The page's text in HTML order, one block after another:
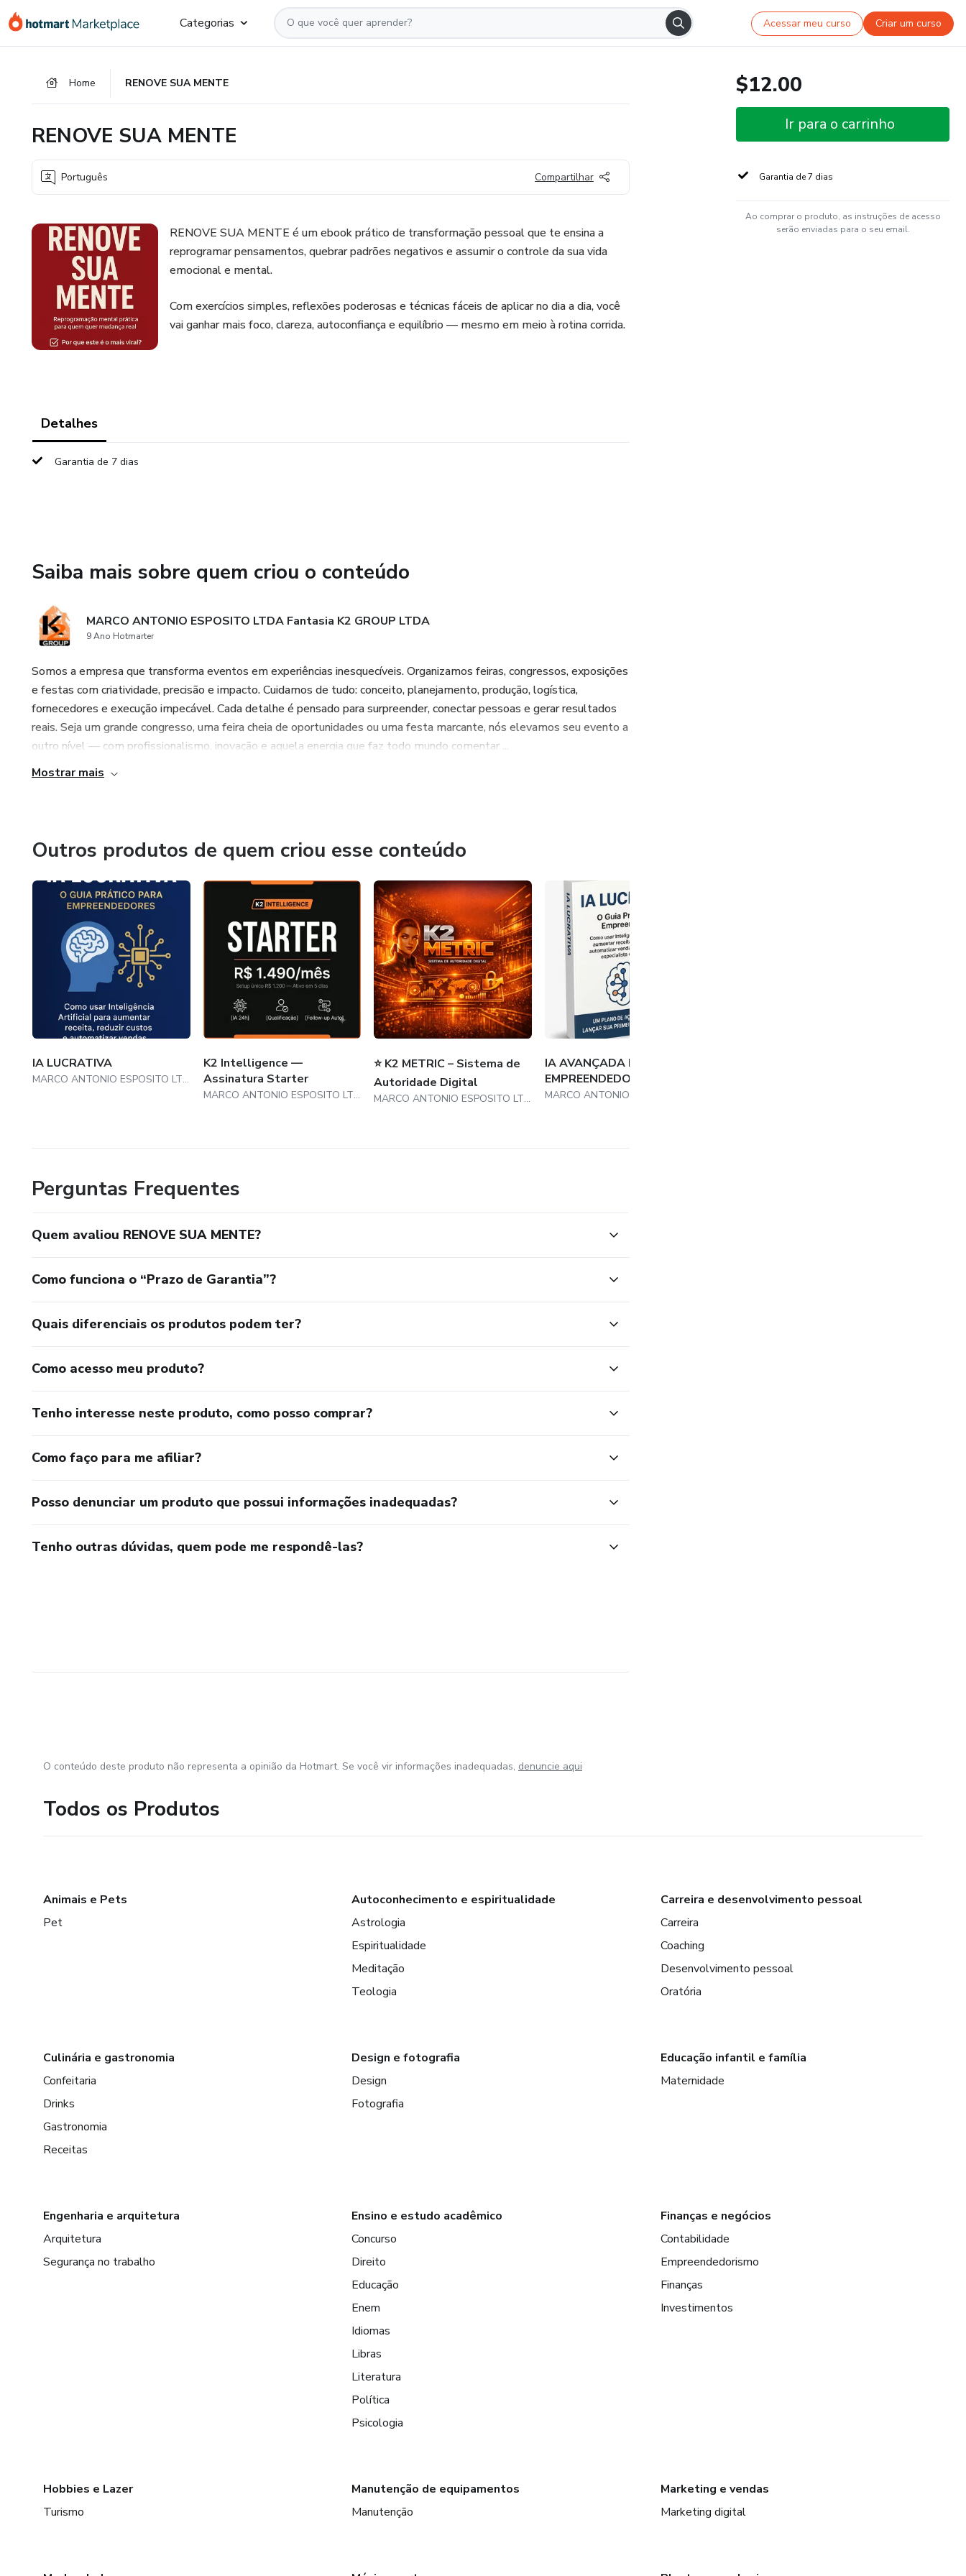
para
para
para
Categorias Acessar meu curso Criar um curso
Home RENOVE SUA MENTE
RENOVE SUA MENTE
Português Compartilhar
RENOVE SUA MENTE é um ebook prático de transformação pessoal que te ensina a
reprogramar pensamentos, quebrar padrões negativos e assumir o controle da sua vida
emocional e mental.
Com exercícios simples, reflexões poderosas e técnicas fáceis de aplicar no dia a dia, você
vai ganhar mais foco, clareza, autoconfiança e equilíbrio — mesmo em meio à rotina corrida.
Detalhes
Garantia de 7 dias
Saiba mais sobre quem criou o conteúdo
MARCO ANTONIO ESPOSITO LTDA Fantasia K2 GROUP LTDA
9 Ano Hotmarter
Somos a empresa que transforma eventos em experiências inesquecíveis. Organizamos feiras, congressos, exposições
e festas com criatividade, precisão e impacto. Cuidamos de tudo: conceito, planejamento, produção, logística,
fornecedores e execução impecável. Cada detalhe é pensado para surpreender, conectar pessoas e gerar resultados
reais. Seja um grande congresso, uma feira cheia de oportunidades ou uma festa marcante, nós elevamos seu evento a
outro nível — com profissionalismo, inovação e aquela energia que faz todo mundo comentar ...
Mostrar mais
Outros produtos de quem criou esse conteúdo
IA LUCRATIVA
MARCO ANTONIO ESPOSITO LTDA Fantasia K2 GROUP LTDA
K2 Intelligence —
Assinatura Starter
MARCO ANTONIO ESPOSITO LTDA Fantasia K2 GROUP LTDA
⭐ K2 METRIC – Sistema de
Autoridade Digital
MARCO ANTONIO ESPOSITO LTDA Fantasia K2 GROUP LTDA
IA AVANÇADA PARA
EMPREENDEDORES
Perguntas Frequentes
Quem avaliou RENOVE SUA MENTE?
Como funciona o “Prazo de Garantia”?
Quais diferenciais os produtos podem ter?
Como acesso meu produto?
Tenho interesse neste produto, como posso comprar?
Como faço para me afiliar?
Posso denunciar um produto que possui informações inadequadas?
Tenho outras dúvidas, quem pode me respondê-las?
$12.00
Ir para o carrinho
Garantia de 7 dias
Ao comprar o produto, as instruções de acesso
serão enviadas para o seu email.
O conteúdo deste produto não representa a opinião da Hotmart. Se você vir informações inadequadas, denuncie aqui
Todos os Produtos
Animais e Pets
Pet
Autoconhecimento e espiritualidade
Astrologia
Espiritualidade
Meditação
Teologia
Carreira e desenvolvimento pessoal
Carreira
Coaching
Desenvolvimento pessoal
Oratória
Culinária e gastronomia
Confeitaria
Drinks
Gastronomia
Receitas
Design e fotografia
Design
Fotografia
Educação infantil e família
Maternidade
Engenharia e arquitetura
Arquitetura
Segurança no trabalho
Ensino e estudo acadêmico
Concurso
Direito
Educação
Enem
Idiomas
Libras
Literatura
Política
Psicologia
Finanças e negócios
Contabilidade
Empreendedorismo
Finanças
Investimentos
Hobbies e Lazer
Turismo
Manutenção de equipamentos
Manutenção
Marketing e vendas
Marketing digital